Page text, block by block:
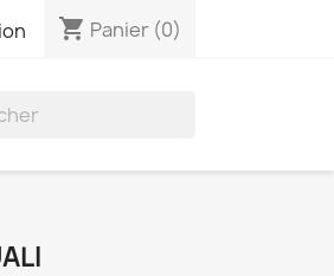
shopping_cart Panier (0)